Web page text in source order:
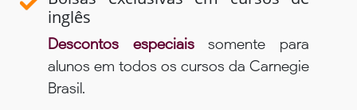
inglês
Descontos especiaissomente para
alunos em todos os cursos da Carnegie
Brasil.